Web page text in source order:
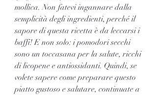
mollica. Non fatevi ingannare dalla
semplicità degli ingredienti, perché il
sapore di questa ricetta è da leccarsi i
baffi! E non solo: i pomodori secchi
sono un toccasana per la salute, ricchi
di licopene e antiossidanti. Quindi, se
volete sapere come preparare questo
piatto gustoso e salutare, continuate a